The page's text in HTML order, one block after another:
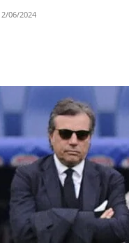
06/2024